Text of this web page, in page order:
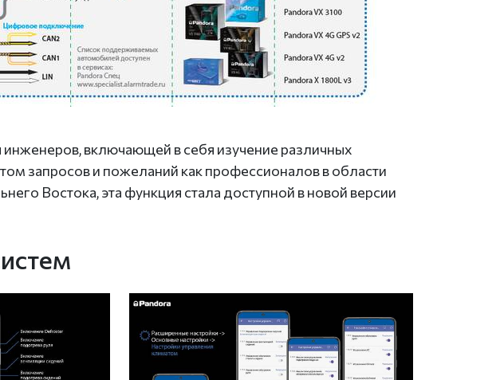
включающей в себя изучение различных
запросов и пожеланий как профессионалов в области
Востока, эта функция стала доступной в новой версии